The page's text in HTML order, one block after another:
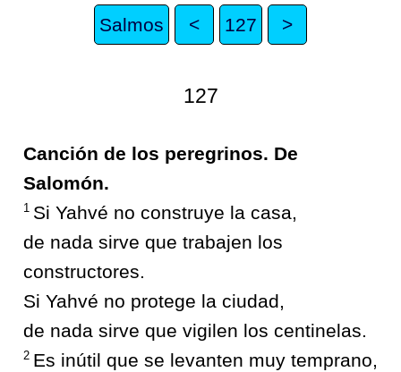
Salmos < 127 >
127
Canción de los peregrinos. De
Salomón.
1 Si Yahvé no construye la casa,
de nada sirve que trabajen los
constructores.
Si Yahvé no protege la ciudad,
de nada sirve que vigilen los centinelas.
2 Es inútil que se levanten muy temprano,